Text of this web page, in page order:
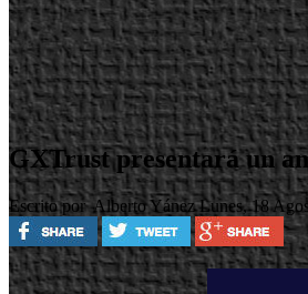
GXTrust presentará un
Escrito por Alberto YánezLunes, 18